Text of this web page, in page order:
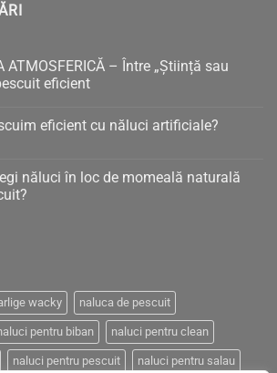
ATMOSFERICĂ – Între „Știință sau
eficient
eficient cu năluci artificiale?
năluci în loc de momeală naturală
wacky naluca de pescuit
pentru biban naluci pentru clean
naluci pentru pescuit naluci pentru salau